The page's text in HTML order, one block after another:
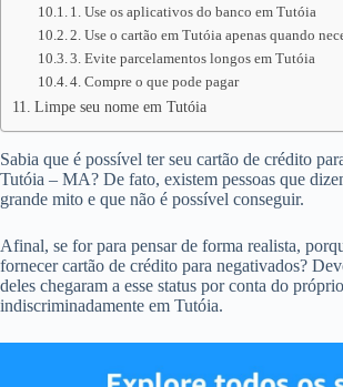
1. Use os aplicativos do banco em Tutóia
2. Use o cartão em Tutóia apenas quando
3. Evite parcelamentos longos em Tutóia
4. Compre o que pode pagar
Limpe seu nome em Tutóia
Sabia que é possível ter seu cartão de crédito
Tutóia – MA? De fato, existem pessoas que
grande mito e que não é possível conseguir.
Afinal, se for para pensar de forma realista,
fornecer cartão de crédito para negativados?
deles chegaram a esse status por conta do
indiscriminadamente em Tutóia.